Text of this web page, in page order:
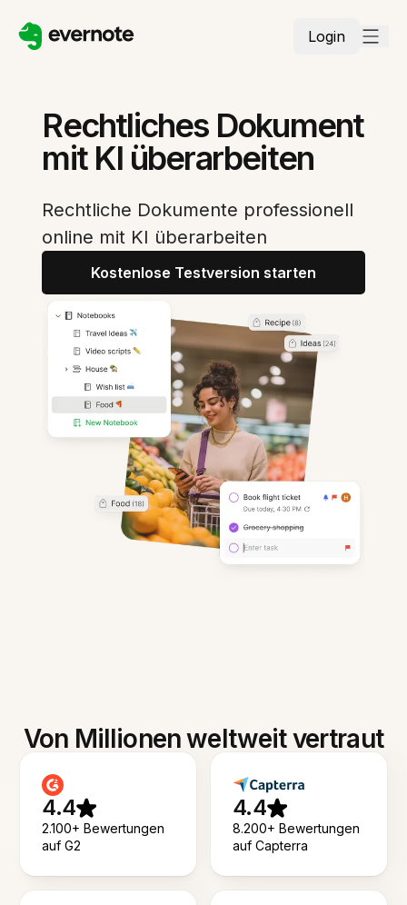
Login
Rechtliches Dokument
mit KI überarbeiten
Rechtliche Dokumente professionell
online mit KI überarbeiten
Kostenlose Testversion starten
Von Millionen weltweit vertraut
4.4
2.100+ Bewertungen
auf G2
4.4
8.200+ Bewertungen
auf Capterra